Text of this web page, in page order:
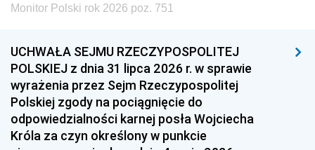
Monitor Polski rok 2026 poz. 751
UCHWAŁA SEJMU RZECZYPOSPOLITEJ
POLSKIEJ z dnia 31 lipca 2026 r. w sprawie
wyrażenia przez Sejm Rzeczypospolitej
Polskiej zgody na pociągnięcie do
odpowiedzialności karnej posła Wojciecha
Króla za czyn określony w punkcie